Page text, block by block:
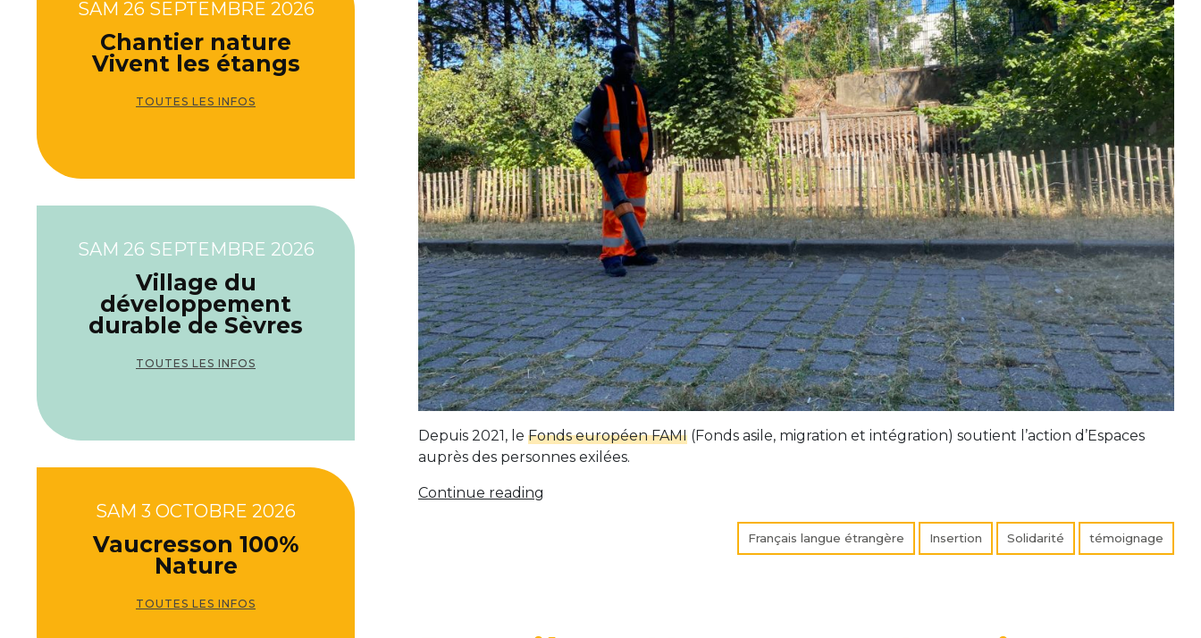
Depuis 2021, le Fonds européen FAMI (Fonds asile, migration et intégration) soutient l’action d’Espaces
auprès des personnes exilées.
Continue reading
Français langue étrangère Insertion Solidarité témoignage
SAM 26 SEPTEMBRE 2026
Chantier nature
Vivent les étangs
TOUTES LES INFOS
SAM 26 SEPTEMBRE 2026
Village du
développement
durable de Sèvres
TOUTES LES INFOS
SAM 3 OCTOBRE 2026
Vaucresson 100%
Nature
TOUTES LES INFOS